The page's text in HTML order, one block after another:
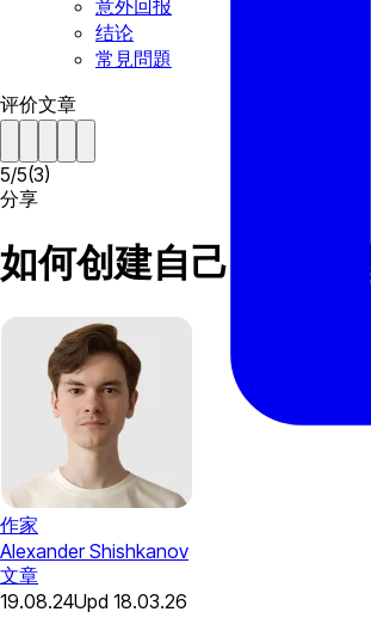
意外回报
结论
常見問題
评价文章
5/5(3)
分享
如何创建自己的对冲
作家
Alexander Shishkanov
文章
19.08.24Upd 18.03.26